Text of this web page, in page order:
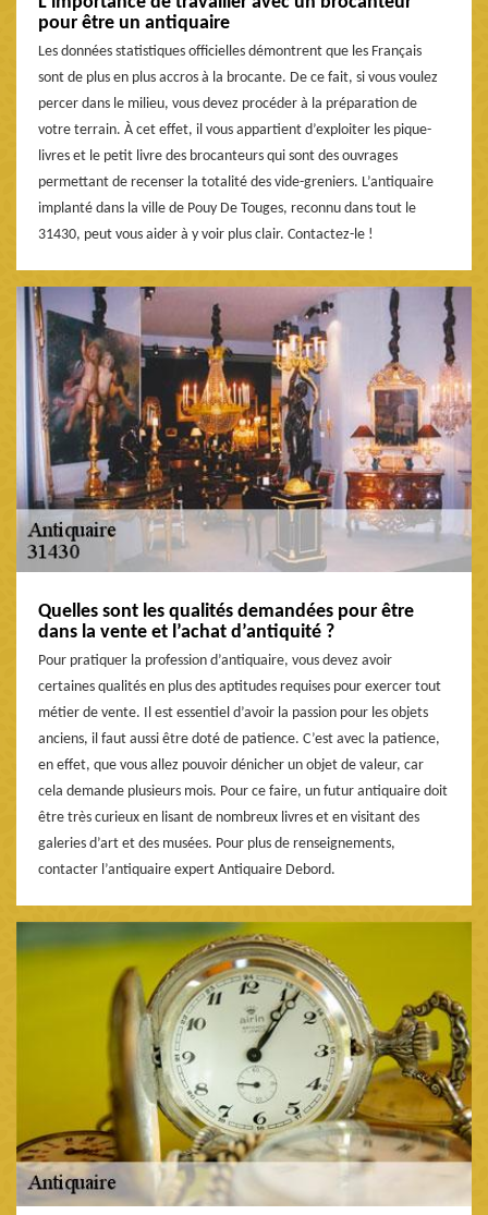
pour être un antiquaire
Les données statistiques officielles démontrent que les Français
sont de plus en plus accros à la brocante. De ce fait, si vous voulez
percer dans le milieu, vous devez procéder à la préparation de
votre terrain. À cet effet, il vous appartient d’exploiter les pique-
livres et le petit livre des brocanteurs qui sont des ouvrages
permettant de recenser la totalité des vide-greniers. L’antiquaire
implanté dans la ville de Pouy De Touges, reconnu dans tout le
31430, peut vous aider à y voir plus clair. Contactez-le !
Quelles sont les qualités demandées pour être
dans la vente et l’achat d’antiquité ?
Pour pratiquer la profession d’antiquaire, vous devez avoir
certaines qualités en plus des aptitudes requises pour exercer tout
métier de vente. Il est essentiel d’avoir la passion pour les objets
anciens, il faut aussi être doté de patience. C’est avec la patience,
en effet, que vous allez pouvoir dénicher un objet de valeur, car
cela demande plusieurs mois. Pour ce faire, un futur antiquaire doit
être très curieux en lisant de nombreux livres et en visitant des
galeries d’art et des musées. Pour plus de renseignements,
contacter l’antiquaire expert Antiquaire Debord.